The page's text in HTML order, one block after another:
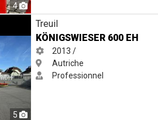
4
5
Treuil
KÖNIGSWIESER 600 EH
2013 /
Autriche
Professionnel